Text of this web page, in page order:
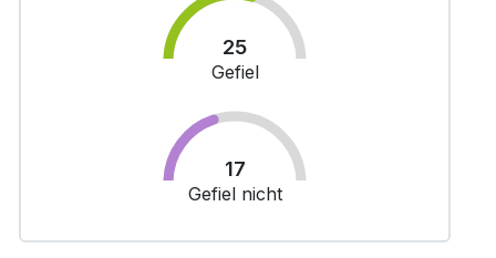
25
Gefiel
17
Gefiel nicht